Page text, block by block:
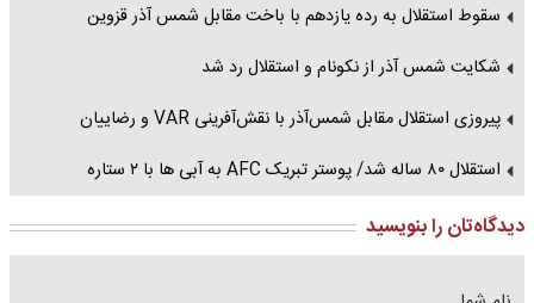
سقوط استقلال به رده یازدهم با باخت مقابل شمس آذر قزوین
شکایت شمس آذر از نکونام و استقلال رد شد
پیروزی استقلال مقابل شمس‌آذر با نقش‌آفرینی VAR و رضاییان
استقلال ۸۰ ساله شد/ پوستر تبریک AFC به آبی ها با ۲ ستاره
دیدگاه‌تان را بنویسید